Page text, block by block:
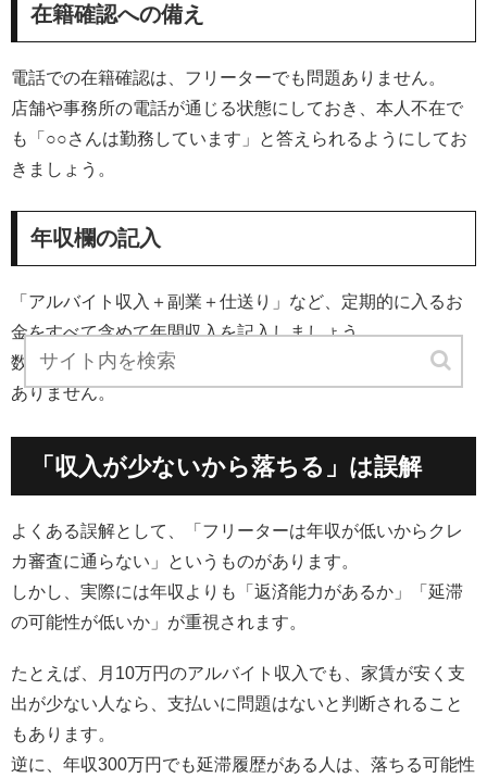
在籍確認への備え
電話での在籍確認は、フリーターでも問題ありません。
店舗や事務所の電話が通じる状態にしておき、本人不在で
も「○○さんは勤務しています」と答えられるようにしてお
きましょう。
年収欄の記入
「アルバイト収入＋副業＋仕送り」など、定期的に入るお
金をすべて含めて年間収入を記入しましょう。
数字が正確であることが大事で、無理に多く見せる必要は
ありません。
「収入が少ないから落ちる」は誤解
よくある誤解として、「フリーターは年収が低いからクレ
カ審査に通らない」というものがあります。
しかし、実際には年収よりも「返済能力があるか」「延滞
の可能性が低いか」が重視されます。
たとえば、月10万円のアルバイト収入でも、家賃が安く支
出が少ない人なら、支払いに問題はないと判断されること
もあります。
逆に、年収300万円でも延滞履歴がある人は、落ちる可能性